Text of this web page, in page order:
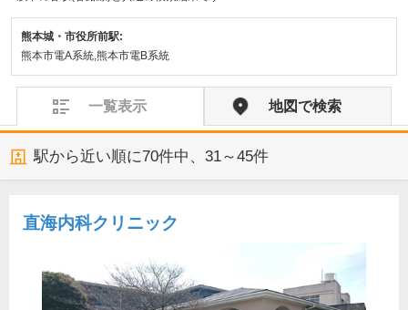
熊本城・市役所前駅:
熊本市電A系統,熊本市電B系統
一覧表示 地図で検索
駅から近い順に70件中、 31～45件
直海内科クリニック